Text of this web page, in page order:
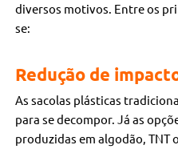
diversos motivos. Entre os
se:
Redução de
As sacolas plásticas
para se decompor. Já as
produzidas em algodão, TNT